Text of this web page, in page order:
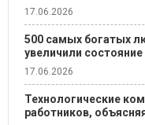
17.06.2026
500 самых богатых
увеличили
17.06.2026
Технологические
работников,